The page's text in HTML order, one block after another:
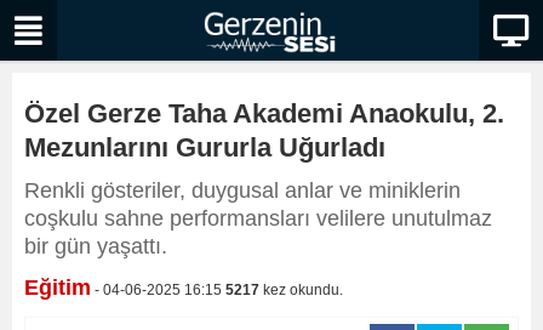
Özel Gerze Taha Akademi Anaokulu, 2.
Mezunlarını Gururla Uğurladı
Renkli gösteriler, duygusal anlar ve miniklerin
coşkulu sahne performansları velilere unutulmaz
bir gün yaşattı.
Eğitim - 04-06-2025 16:15 5217 kez okundu.